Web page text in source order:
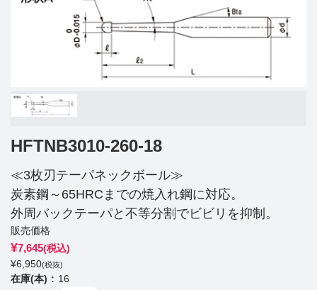
HFTNB3010-260-18
≪3枚刃テーパネックボール≫
炭素鋼～65HRCまでの焼入れ鋼に対応。
外周バックテーパと不等分割でビビリを抑制。
販売価格
¥7,645(税込)
¥6,950(税抜)
在庫(本)
16